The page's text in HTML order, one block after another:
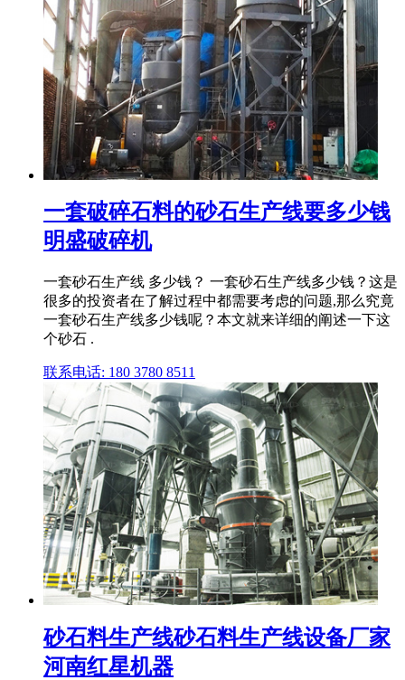
一套破碎石料的砂石生产线要多少钱
明盛破碎机
一套砂石生产线 多少钱？ 一套砂石生产线多少钱？这是
很多的投资者在了解过程中都需要考虑的问题,那么究竟
一套砂石生产线多少钱呢？本文就来详细的阐述一下这
个砂石 .
联系电话: 180 3780 8511
砂石料生产线砂石料生产线设备厂家
河南红星机器